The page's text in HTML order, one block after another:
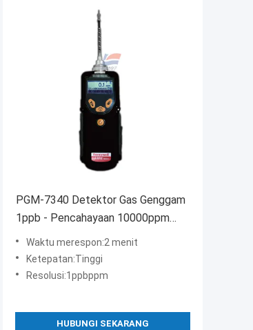
PGM-7340 Detektor Gas Genggam
1ppb - Pencahayaan 10000ppm
Tahan Air Akurasi Tinggi
Waktu merespon:2 menit
Ketepatan:Tinggi
Resolusi:1ppbppm
HUBUNGI SEKARANG